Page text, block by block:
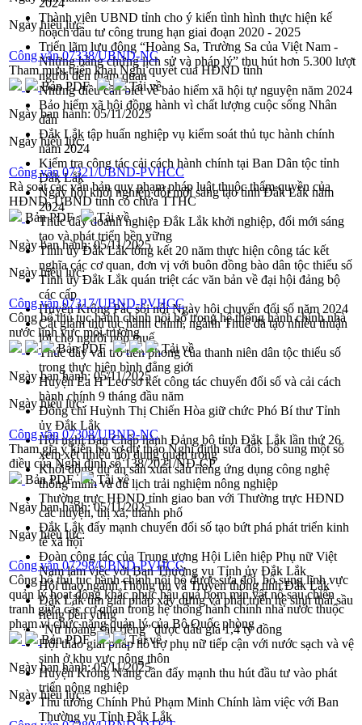
2024
Thành viên UBND tỉnh cho ý kiến tình hình thực hiện kế
hoạch đầu tư công trung hạn giai đoạn 2020 - 2025
Triển lãm lưu động “Hoàng Sa, Trường Sa của Việt Nam -
Những bằng chứng lịch sử và pháp lý” thu hút hơn 5.300 lượt
người đến tham quan
Những điều cần biết về bảo hiểm xã hội tự nguyện năm 2024
Bảo hiểm xã hội đồng hành vì chất lượng cuộc sống Nhân
dân
Đắk Lắk tập huấn nghiệp vụ kiểm soát thủ tục hành chính
năm 2024
Kiểm tra công tác cải cách hành chính tại Ban Dân tộc tỉnh
Đắk Lắk
Ngày hội khởi nghiệp đổi mới sáng tạo tỉnh Đắk Lắk năm
2024
Thúc đẩy doanh nghiệp Đắk Lắk khởi nghiệp, đổi mới sáng
tạo và phát triển bền vững
Tỉnh ủy Đắk Lắk tổng kết 20 năm thực hiện công tác kết
nghĩa các cơ quan, đơn vị với buôn đồng bào dân tộc thiểu số
Tỉnh ủy Đắk Lắk quán triệt các văn bản về đại hội đảng bộ
các cấp
Huyện Krông Pắc sôi nổi Ngày hội chuyển đổi số năm 2024
Cắt giảm thủ tục hành chính, ngành Thuế đã tạo nhiều thuận
lợi cho người nộp thuế
Thúc đẩy vai trò tiên phong của thanh niên dân tộc thiểu số
trong thực hiện bình đẳng giới
Huyện Ea H’Leo sơ kết công tác chuyển đổi số và cải cách
hành chính 9 tháng đầu năm
Đồng chí Huỳnh Thị Chiến Hòa giữ chức Phó Bí thư Tỉnh
ủy Đắk Lắk
Hội nghị Ban Chấp hành Đảng bộ tỉnh Đắk Lắk lần thứ 26
xem xét nhiều nội dung quan trọng
Khởi động dự án sản xuất sầu riêng ứng dụng công nghệ
thông minh và du lịch trải nghiệm nông nghiệp
Thường trực HĐND tỉnh giao ban với Thường trực HĐND
các huyện, thị xã, thành phố
Đắk Lắk đẩy mạnh chuyển đổi số tạo bứt phá phát triển kinh
tế xã hội
Đoàn công tác của Trung ương Hội Liên hiệp Phụ nữ Việt
Nam làm việc với Ban Thường vụ Tỉnh ủy Đắk Lắk
Hội thao ngành Thông tin và Truyền thông tỉnh Đắk Lắk
Đắk Lắk tìm giải pháp xây dựng và phát triển hệ sinh thái sầu
riêng bền vững
“Nữ hoàng sầu riêng” được đấu giá 1,4 tỷ đồng
Hội thảo giải pháp hỗ trợ phụ nữ tiếp cận với nước sạch và vệ
sinh ở khu vực nông thôn
Huyện Krông Năng cần đẩy mạnh thu hút đầu tư vào phát
triển nông nghiệp
Thủ tướng Chính Phủ Phạm Minh Chính làm việc với Ban
Thường vụ Tỉnh Đắk Lắk
Ngày hiệu lực:
Công văn 07338/UBND-NC
Tham mưu triển khai Nghị quyết của HĐND tỉnh
Bản PDF
Tải về
Ngày ban hành:05/11/2025
Ngày hiệu lực:
Công văn 07321/UBND-PVHCC
Rà soát các văn bản quy phạm pháp luật thuộc thẩm quyền của
HĐND, UBND tỉnh có chứa TTHC
Bản PDF
Tải về
Ngày ban hành:05/11/2025
Ngày hiệu lực:
Công văn 07317/UBND-PVHCC
Công bố thủ tục hành chính nội bộ trong hệ thống hành chính nhà
nước lĩnh vực môi trường
Bản PDF
Tải về
Ngày ban hành:05/11/2025
Ngày hiệu lực:
Công văn 07308/UBND-NC
Tham gia ý kiến hồ sơ dự thảo Nghị định sửa đổi, bổ sung một số
điều của Nghị định số 138/2021/NĐ-CP
Bản PDF
Tải về
Ngày ban hành:05/11/2025
Ngày hiệu lực:
Công văn 07298/UBND-PVHCC
Công bố thủ tục hành chính nội bộ được sửa đổi, bổ sung lĩnh vực
quản lý hoạt động khắc phục hậu quả bom mìn vật nổ sau chiến
tranh giữa các cơ quan trong hệ thống hành chính nhà nước thuộc
phạm vi chức năng quản lý của Bộ Quốc phòng
Bản PDF
Tải về
Ngày ban hành:05/11/2025
Ngày hiệu lực: